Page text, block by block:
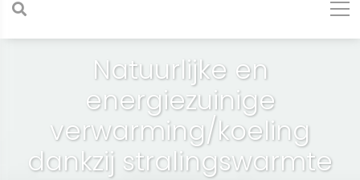
Natuurlijke en
energiezuinige
verwarming/koeling
dankzij stralingswarmte